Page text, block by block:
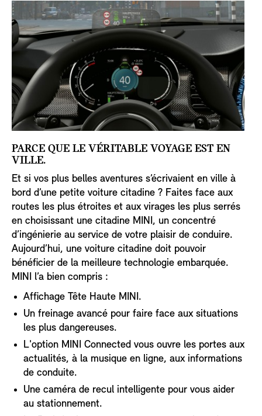
E
A
S
E
R
PARCE QUE LE VÉRITABLE VOYAGE EST EN
VILLE.
Et si vos plus belles aventures s’écrivaient en ville à
bord d’une petite voiture citadine ? Faites face aux
routes les plus étroites et aux virages les plus serrés
en choisissant une citadine MINI, un concentré
d’ingénierie au service de votre plaisir de conduire.
Aujourd’hui, une voiture citadine doit pouvoir
bénéficier de la meilleure technologie embarquée.
MINI l’a bien compris :
Affichage Tête Haute MINI.
Un freinage avancé pour faire face aux situations
les plus dangereuses.
L'option MINI Connected vous ouvre les portes aux
actualités, à la musique en ligne, aux informations
de conduite.
Une caméra de recul intelligente pour vous aider
au stationnement.